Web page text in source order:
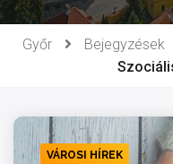
Győr Bejegyzések
VÁROSI HÍREK